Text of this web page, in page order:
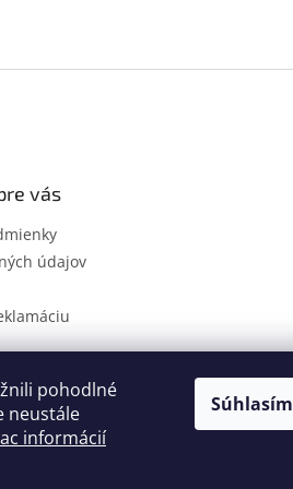
pohodlné
neustále
informácií
Súhlasím
vás
údajov